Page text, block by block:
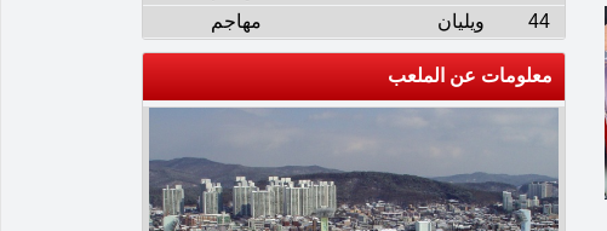
44
ويليان مهاجم
معلومات عن الملعب